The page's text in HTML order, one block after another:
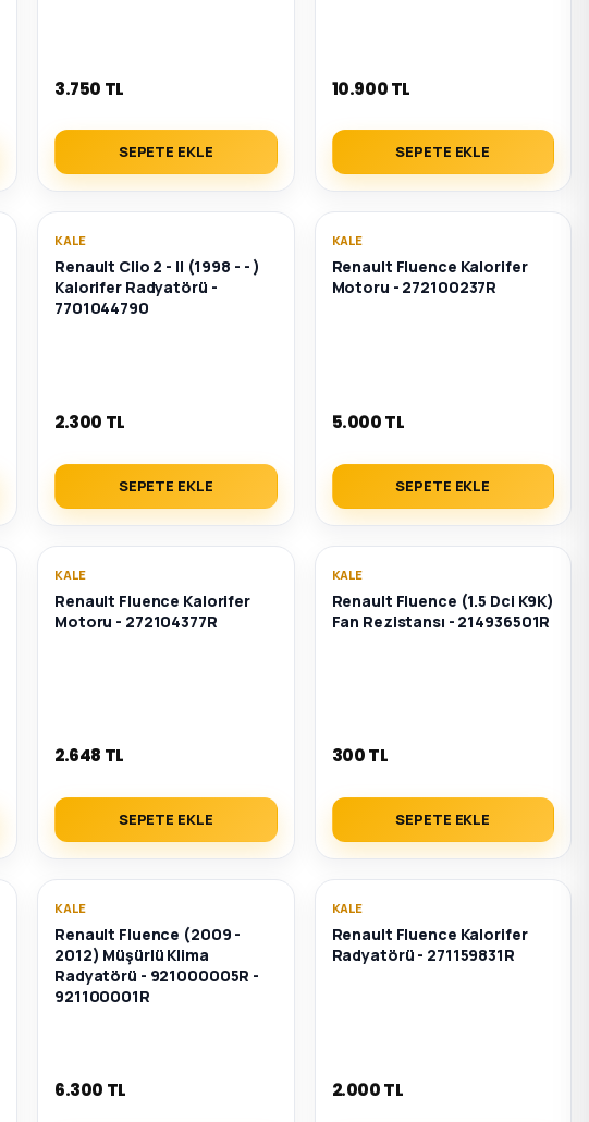
3.750 TL
SEPETE EKLE
10.900 TL
SEPETE EKLE
KALE
Renault Clio 2 - II (1998 - - )
Kalorifer Radyatörü -
7701044790
2.300 TL
SEPETE EKLE
KALE
Renault Fluence Kalorifer
Motoru - 272100237R
5.000 TL
SEPETE EKLE
KALE
Renault Fluence Kalorifer
Motoru - 272104377R
2.648 TL
SEPETE EKLE
KALE
Renault Fluence (1.5 Dci K9K)
Fan Rezistansı - 214936501R
300 TL
SEPETE EKLE
KALE
Renault Fluence (2009 -
2012) Müşürlü Klima
Radyatörü - 921000005R -
921100001R
6.300 TL
KALE
Renault Fluence Kalorifer
Radyatörü - 271159831R
2.000 TL